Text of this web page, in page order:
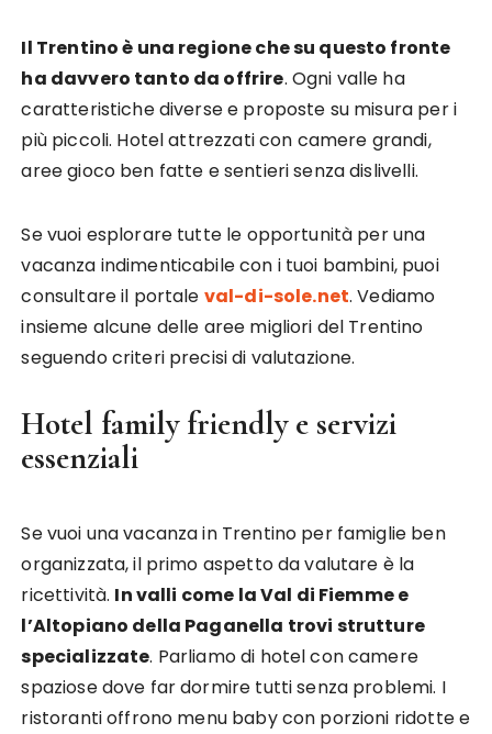
Il Trentino è una regione che su questo fronte
ha davvero tanto da offrire. Ogni valle ha
caratteristiche diverse e proposte su misura per i
più piccoli. Hotel attrezzati con camere grandi,
aree gioco ben fatte e sentieri senza dislivelli.
Se vuoi esplorare tutte le opportunità per una
vacanza indimenticabile con i tuoi bambini, puoi
consultare il portale val-di-sole.net. Vediamo
insieme alcune delle aree migliori del Trentino
seguendo criteri precisi di valutazione.
Hotel family friendly e servizi
essenziali
Se vuoi una vacanza in Trentino per famiglie ben
organizzata, il primo aspetto da valutare è la
ricettività. In valli come la Val di Fiemme e
l’Altopiano della Paganella trovi strutture
specializzate. Parliamo di hotel con camere
spaziose dove far dormire tutti senza problemi. I
ristoranti offrono menu baby con porzioni ridotte e